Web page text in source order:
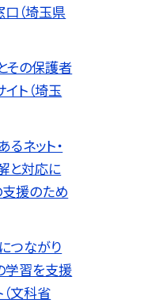
（埼玉県
その保護者
ト（埼玉
ネット・
と対応に
援のため
つながり
学習を支援
文科省